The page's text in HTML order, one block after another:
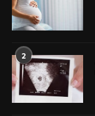
2